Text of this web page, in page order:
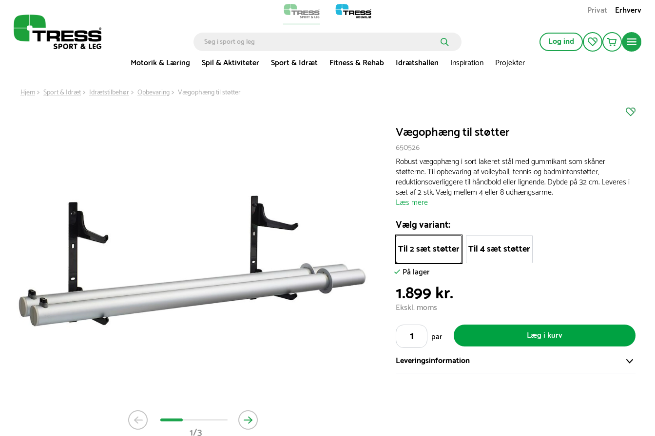
Privat Erhverv
Log ind
Motorik & Læring
Spil & Aktiviteter Sport & Idræt Fitness & Rehab Idrætshallen Inspiration Projekter
Hjem Sport & Idræt Idrætstilbehør Opbevaring Vægophæng til støtter
1/3
Vægophæng til støtter
650526
Robust vægophæng i sort lakeret stål med gummikant som skåner
støtterne. Til opbevaring af volleyball, tennis og badmintonstøtter,
reduktionsoverliggere til håndbold eller lignende. Dybde på 32 cm. Leveres i
sæt af 2 stk. Vælg mellem 4 eller 8 udhængsarme.
Læs mere
Vælg variant:
Til 2 sæt støtter Til 4 sæt støtter
På lager
1.899 kr.
Ekskl. moms
par
Læg i kurv
Leveringsinformation